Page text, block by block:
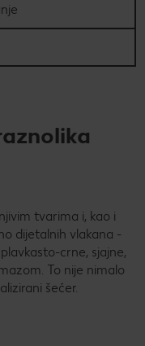
poznate hrvatske
tvarima i, kao i
dijetalnih vlakana -
crne, sjajne,
To nije nimalo
šećer.